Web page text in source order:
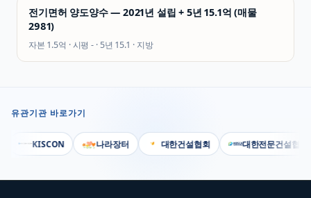
전기면허 양도양수 — 2021년 설립 + 5년 15.1억 (매물
2981)
자본 1.5억 · 시평- · 5년15.1 · 지방
유관기관 바로가기
KISCON 나라장터 대한건설협회 대한전문건설협회